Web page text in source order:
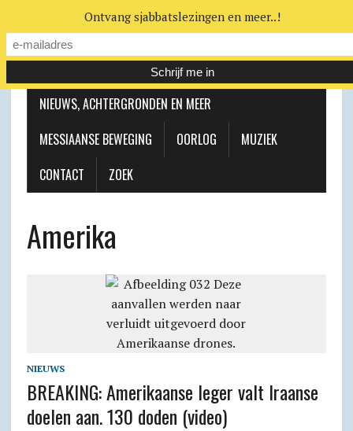
MESSIAANSE GEMEENTE
NIEUWS, ACHTERGRONDEN EN MEER
MESSIAANSE BEWEGING
OORLOG
MUZIEK
CONTACT
ZOEK
Amerika
NIEUWS
BREAKING: Amerikaanse leger valt Iraanse
doelen aan. 130 doden (video)
Ontvang sjabbatslezingen en meer..!